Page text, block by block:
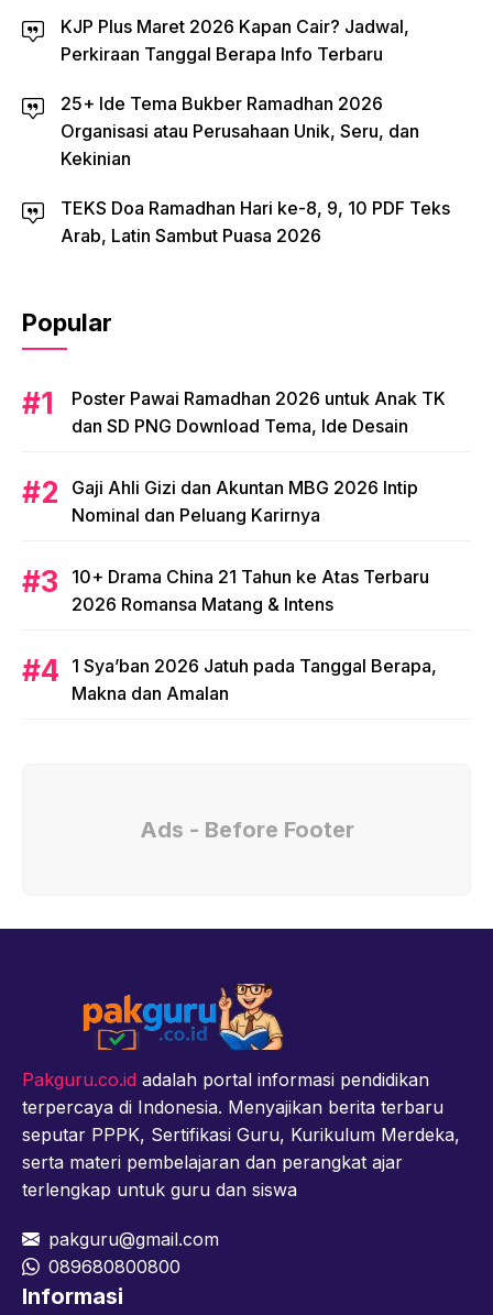
KJP Plus Maret 2026 Kapan Cair? Jadwal,
Perkiraan Tanggal Berapa Info Terbaru
25+ Ide Tema Bukber Ramadhan 2026
Organisasi atau Perusahaan Unik, Seru, dan
Kekinian
TEKS Doa Ramadhan Hari ke-8, 9, 10 PDF Teks
Arab, Latin Sambut Puasa 2026
Popular
Poster Pawai Ramadhan 2026 untuk Anak TK
dan SD PNG Download Tema, Ide Desain
Gaji Ahli Gizi dan Akuntan MBG 2026 Intip
Nominal dan Peluang Karirnya
10+ Drama China 21 Tahun ke Atas Terbaru
2026 Romansa Matang & Intens
1 Sya’ban 2026 Jatuh pada Tanggal Berapa,
Makna dan Amalan
Ads - Before Footer
Pakguru.co.id adalah portal informasi pendidikan
terpercaya di Indonesia. Menyajikan berita terbaru
seputar PPPK, Sertifikasi Guru, Kurikulum Merdeka,
serta materi pembelajaran dan perangkat ajar
terlengkap untuk guru dan siswa
pakguru@gmail.com
089680800800
Informasi